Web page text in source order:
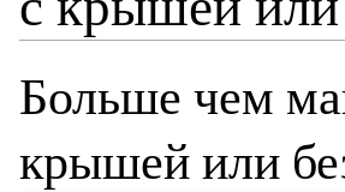
Больше чем
крышей или